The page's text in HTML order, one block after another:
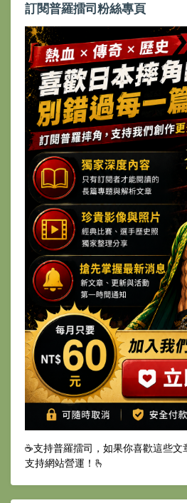
訂閱普羅擂司粉絲專頁
☕️支持普羅擂司，如果你喜歡這些文
支持網站營運！🫰